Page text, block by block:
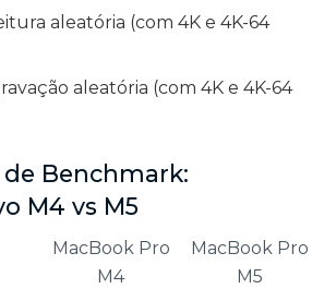
aleatória (com 4K e 4K-64
aleatória (com 4K e 4K-64
Benchmark:
M4 vs M5
MacBook Pro
M4
MacBook Pro
M5